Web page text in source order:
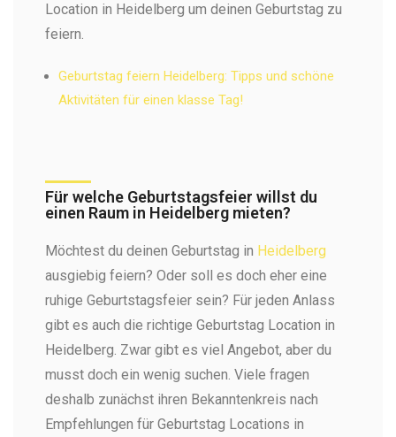
Location in Heidelberg um deinen Geburtstag zu
feiern.
Geburtstag feiern Heidelberg: Tipps und schöne
Aktivitäten für einen klasse Tag!
Für welche Geburtstagsfeier willst du
einen Raum in Heidelberg mieten?
Möchtest du deinen Geburtstag in Heidelberg
ausgiebig feiern? Oder soll es doch eher eine
ruhige Geburtstagsfeier sein? Für jeden Anlass
gibt es auch die richtige Geburtstag Location in
Heidelberg. Zwar gibt es viel Angebot, aber du
musst doch ein wenig suchen. Viele fragen
deshalb zunächst ihren Bekanntenkreis nach
Empfehlungen für Geburtstag Locations in